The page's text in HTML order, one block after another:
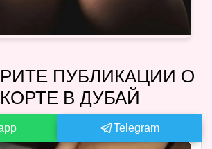
ПУБЛИКАЦИИ О
В ДУБАЙ
Telegram